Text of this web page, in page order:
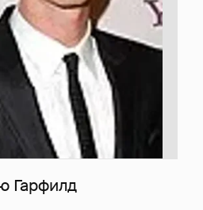
Гарфилд